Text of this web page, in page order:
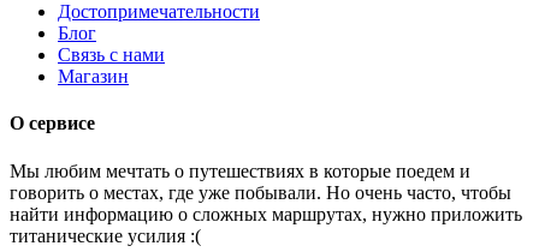
Достопримечательности
Блог
Связь с нами
Магазин
О сервисе
Мы любим мечтать о путешествиях в которые поедем и
говорить о местах, где уже побывали. Но очень часто, чтобы
найти информацию о сложных маршрутах, нужно приложить
титанические усилия :(